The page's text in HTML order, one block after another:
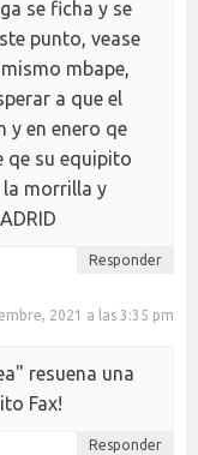
se ficha y se
punto, vease
mbape,
a que el
y en enero qe
qe su equipito
la morrilla y
Responder
2021 a las 3:35 pm
resuena una
Fax!
Responder